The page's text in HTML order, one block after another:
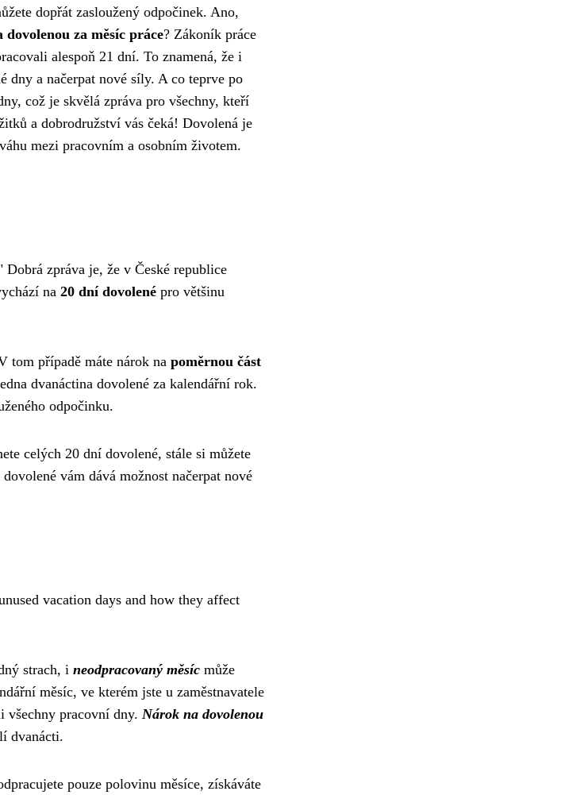
dopřát zasloužený odpočinek. Ano,
za měsíc práce? Zákoník práce
alespoň 21 dní. To znamená, že i
dny a načerpat nové síly. A co teprve po
což je skvělá zpráva pro všechny, kteří
a dobrodružství vás čeká! Dovolená je
mezi pracovním a osobním životem.
Dobrá zpráva je, že v České republice
na 20 dní dovolené pro většinu
tom případě máte nárok na poměrnou část
dvanáctina dovolené za kalendářní rok.
odpočinku.
celých 20 dní dovolené, stále si můžete
dovolené vám dává možnost načerpat nové
vacation days and how they affect
strach, i neodpracovaný měsíc může
měsíc, ve kterém jste u zaměstnavatele
všechny pracovní dny. Nárok na dovolenou
dvanácti.
pouze polovinu měsíce, získáváte